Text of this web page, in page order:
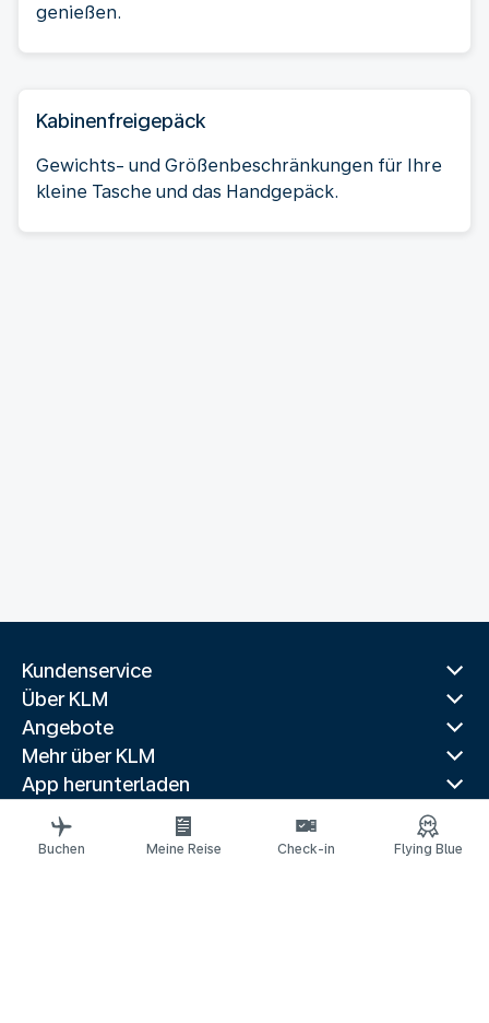
genießen.
Kabinenfreigepäck
Gewichts- und Größenbeschränkungen für Ihre
kleine Tasche und das Handgepäck.
Kundenservice
Über KLM
Angebote
Mehr über KLM
App herunterladen
Verwandte Websites
Reiseführer
Buchen Meine Reise Check-in Flying Blue